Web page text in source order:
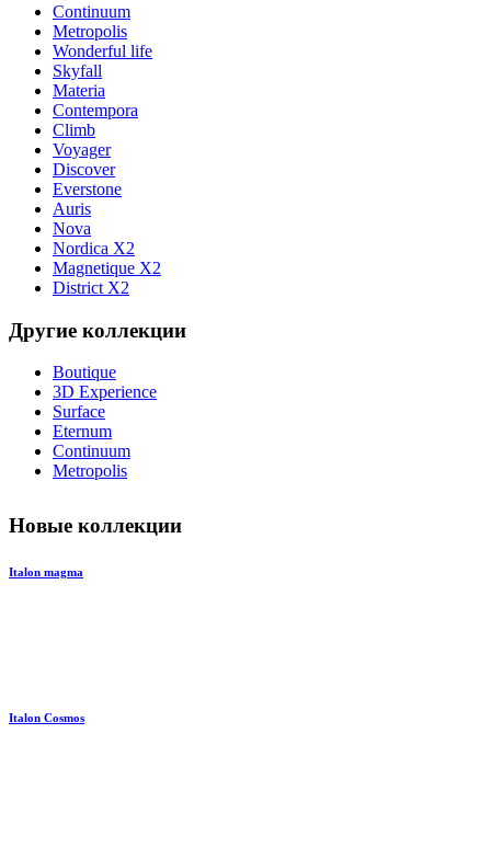
Continuum
Metropolis
Wonderful life
Skyfall
Materia
Contempora
Climb
Voyager
Discover
Everstone
Auris
Nova
Nordica X2
Magnetique X2
District X2
Другие коллекции
Boutique
3D Experience
Surface
Eternum
Continuum
Metropolis
Новые коллекции
Italon magma
Italon Cosmos